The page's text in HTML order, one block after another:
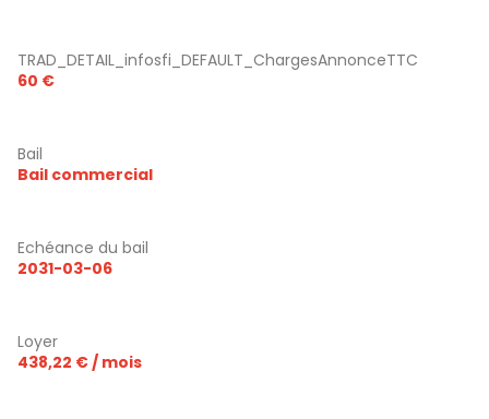
TRAD_DETAIL_infosfi_DEFAULT_ChargesAnnonceTTC
60 €
Bail
Bail commercial
Echéance du bail
2031-03-06
Loyer
438,22 € / mois